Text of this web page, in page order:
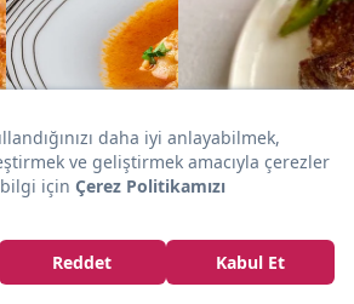
Sırlarıyla: Taze
Yemeği Tarifi